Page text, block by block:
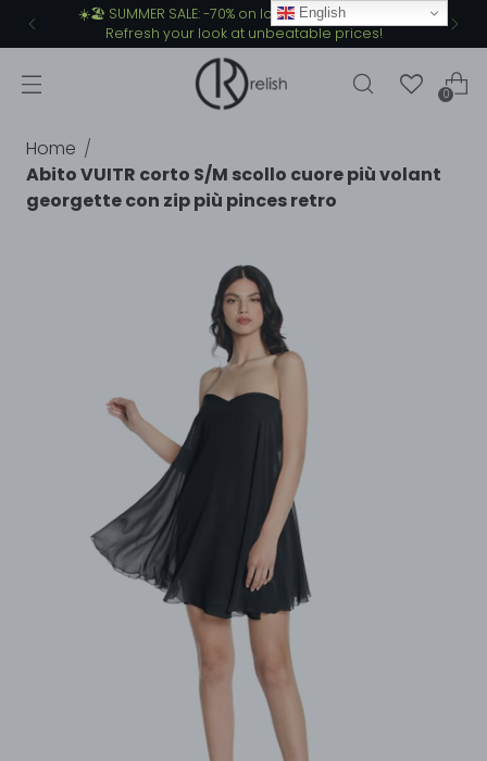
☀️🏖️ SUMMER SALE: -70% on lots of summer items.
Refresh your look at unbeatable prices!
0
Home
Abito VUITR corto S/M scollo cuore più volant
georgette con zip più pinces retro
English